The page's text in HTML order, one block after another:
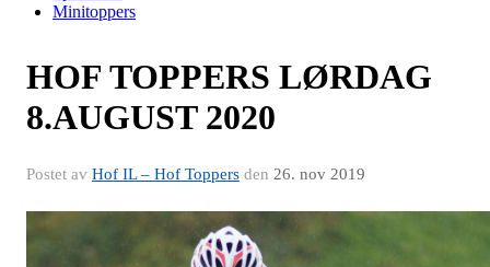
Minitoppers
HOF TOPPERS LØRDAG
8.AUGUST 2020
Postet av Hof IL – Hof Toppers den 26. nov 2019